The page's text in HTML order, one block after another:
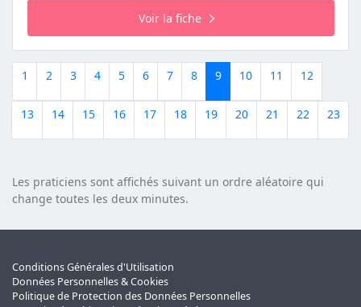
Voir la fiche
1 2 3 4 5 6 7 8 9 10 11 12
13 14 15 16 17 18 19 20 21 22 23
Les praticiens sont affichés suivant un ordre aléatoire qui
change toutes les deux minutes.
Conditions Générales d'Utilisation
Données Personnelles & Cookies
Politique de Protection des Données Personnelles